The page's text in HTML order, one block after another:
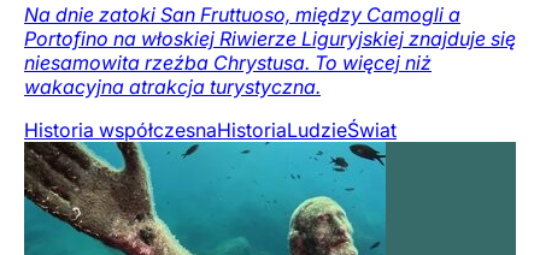
Na dnie zatoki San Fruttuoso, między Camogli a
Portofino na włoskiej Riwierze Liguryjskiej znajduje się
niesamowita rzeźba Chrystusa. To więcej niż
wakacyjna atrakcja turystyczna.
Historia współczesnaHistoriaLudzieŚwiat